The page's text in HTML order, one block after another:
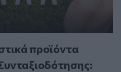
προϊόντα